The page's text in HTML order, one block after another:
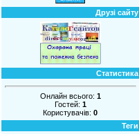
Друзі сайту
Статистика
Онлайн всього: 1
Гостей: 1
Користувачів: 0
Теги